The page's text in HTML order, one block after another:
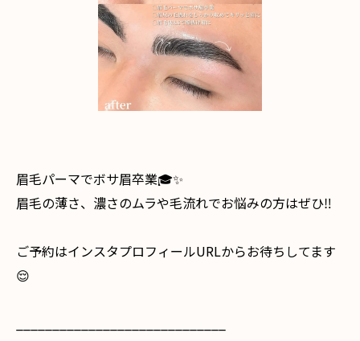
眉毛パーマでボサ眉卒業🎓✨
眉毛の薄さ、濃さのムラや毛流れでお悩みの方はぜひ‼️
⁡ご予約はインスタプロフィールURLからお待ちしてます
😌